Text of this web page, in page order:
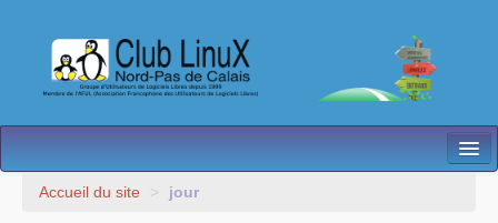
L’Association
Accueil du site > jour